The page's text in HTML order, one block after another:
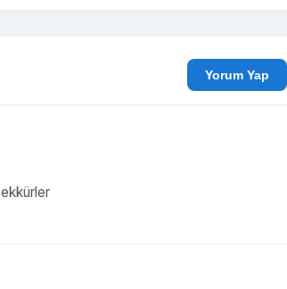
Yorum Yap